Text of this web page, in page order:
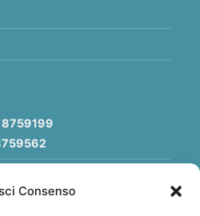
Consenso